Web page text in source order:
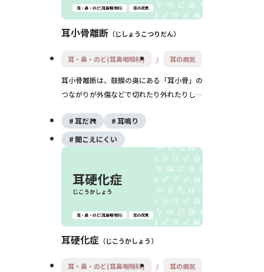
耳小骨離断 じしょうこつりだん
耳・鼻・のど(耳鼻咽喉科) 耳の病気
耳小骨離断は、鼓膜の奥にある「耳小骨」の
つながりが外傷などで切れたり外れたりし、
き事故や平手打ち、頭部外傷、爆発音などが
原因となり、聴力検査と画像検査で診断しま
す。保存的に様子を見る場合もありますが、
多くは鼓室形成術（耳小骨再建手術）で聴こ
えの改善が期待できます。
耳だれ
耳鳴り
聞こえにくい
耳硬化症 じこうかしょう
耳・鼻・のど(耳鼻咽喉科) 耳の病気